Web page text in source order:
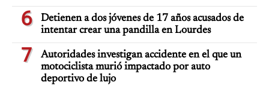
6
Detienen a dos jóvenes de 17 años acusados de
intentar crear una pandilla en Lourdes
7
Autoridades investigan accidente en el que un
motociclista murió impactado por auto
deportivo de lujo